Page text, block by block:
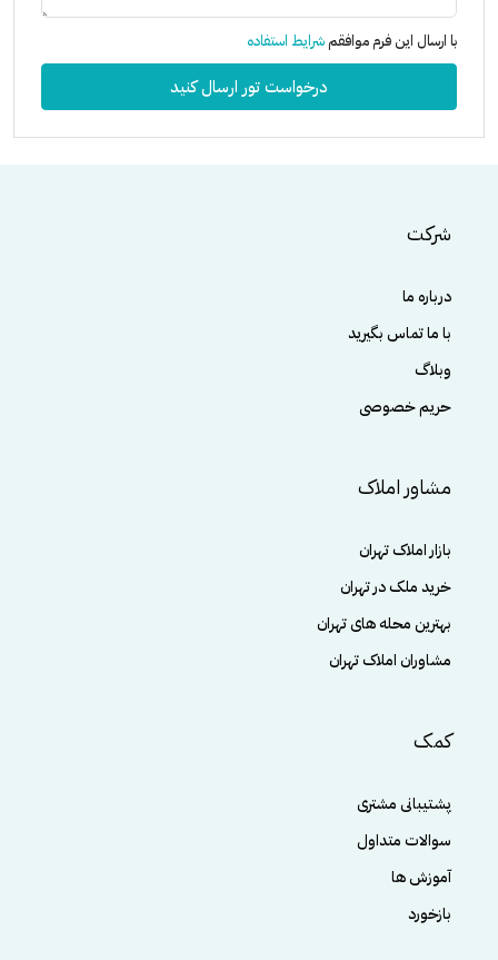
با ارسال این فرم موافقمشرایط استفاده
درخواست تور ارسال کنید
شرکت
درباره ما
با ما تماس بگیرید
وبلاگ
حریم خصوصی
مشاور املاک
بازار املاک تهران
خرید ملک در تهران
بهترین محله های تهران
مشاوران املاک تهران
کمک
پشتیبانی مشتری
سوالات متداول
آموزش ها
بازخورد